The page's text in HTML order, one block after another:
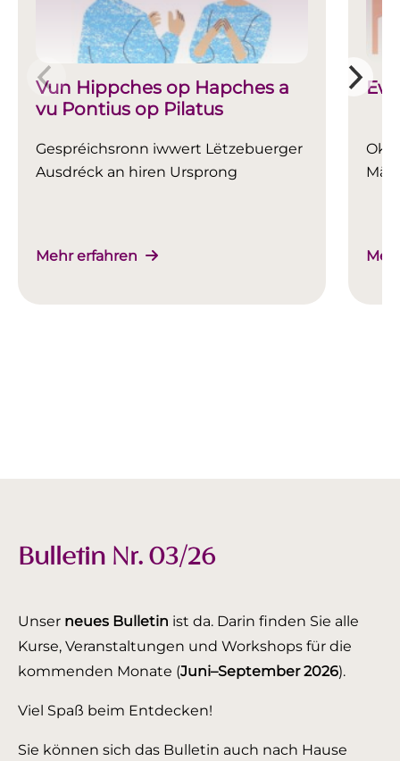
Vun Hippches op Hapches a
vu Pontius op Pilatus
Gespréichsronn iwwert Lëtzebuerger
Ausdréck an hiren Ursprong
Mehr erfahren
Bulletin Nr. 03/26
Unser neues Bulletin ist da. Darin finden Sie alle
Kurse, Veranstaltungen und Workshops für die
kommenden Monate (Juni–September 2026).
Viel Spaß beim Entdecken!
Sie können sich das Bulletin auch nach Hause